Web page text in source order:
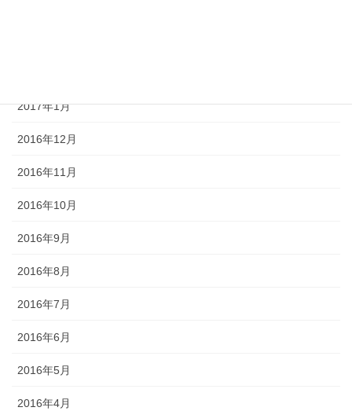
2017年1月
2016年12月
2016年11月
2016年10月
2016年9月
2016年8月
2016年7月
2016年6月
2016年5月
2016年4月